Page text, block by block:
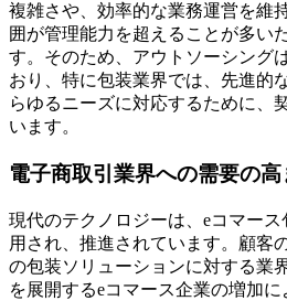
複雑さや、効率的な業務運営を維
囲が管理能力を超えることが多い
す。そのため、アウトソーシング
おり、特に包装業界では、先進的
らゆるニーズに対応するために、
います。
電子商取引業界への需要の高
現代のテクノロジーは、eコマー
用され、推進されています。顧客
の包装ソリューションに対する業
を展開するeコマース企業の増加